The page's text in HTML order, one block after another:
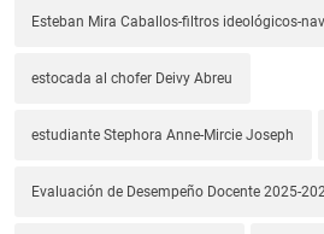
Esteban Mira Caballos-filtros ideológicos-
estocada al chofer Deivy Abreu
estudiante Stephora Anne-Mircie Joseph
Evaluación de Desempeño Docente 2025-